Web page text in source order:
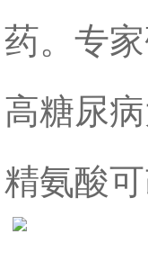
药。专
高糖尿
精氨酸